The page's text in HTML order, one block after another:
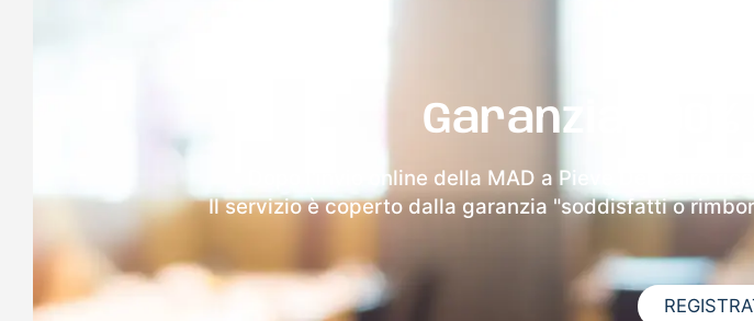
Garanzia 100%
Dopo l'invio online della MAD a Pieve Del Cairo
Il servizio è coperto dalla garanzia "soddisfatti o